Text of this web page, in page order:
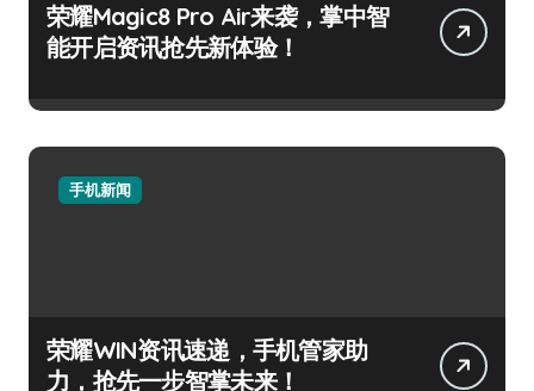
荣耀Magic8 Pro Air来袭，掌中智
能开启资讯抢先新体验！
手机新闻
荣耀WIN资讯速递，手机管家助
力，抢先一步智掌未来！